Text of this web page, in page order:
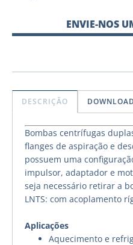
ENVIE-NOS
DESCRIÇÃO
Bombas centrífugas
flanges de aspiração e
possuem uma
impulsor, adaptador e
seja necessário retirar a
LNTS: com acoplamento
Aplicações
Aquecimento e